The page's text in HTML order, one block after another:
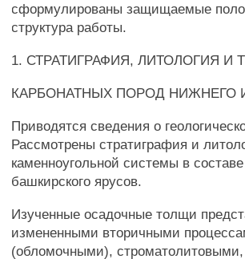
сформулированы защищаемые
структура работы.
1. СТРАТИГРАФИЯ, ЛИТОЛОГИЯ И
КАРБОНАТНЫХ ПОРОД НИЖНЕГО
Приводятся сведения о
Рассмотрены стратиграфия и
каменноугольной системы в
башкирского ярусов.
Изученные осадочные толщи
измененными вторичными
(обломочными),